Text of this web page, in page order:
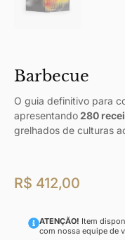
Barbecue
O guia definitivo para
apresentando280
grelhados de culturas
R$ 412,00
ATENÇÃO! Item
com nossa equipe de